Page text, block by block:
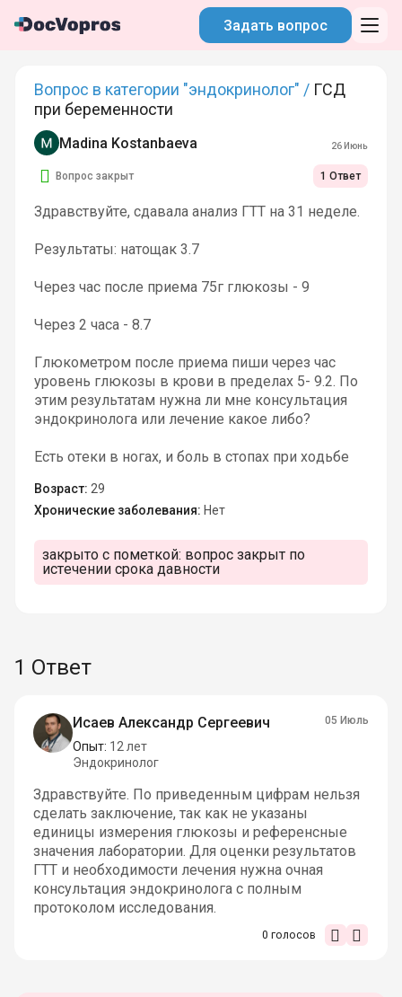
Задать вопрос
Вопрос в категории "эндокринолог" / ГСД
при беременности
Madina Kostanbaeva 26 Июнь
Вопрос закрыт 1 Ответ
Здравствуйте, сдавала анализ ГТТ на 31 неделе.
Результаты: натощак 3.7
Через час после приема 75г глюкозы - 9
Через 2 часа - 8.7
Глюкометром после приема пиши через час
уровень глюкозы в крови в пределах 5- 9.2. По
этим результатам нужна ли мне консультация
эндокринолога или лечение какое либо?
Есть отеки в ногах, и боль в стопах при ходьбе
Возраст: 29
Хронические заболевания: Нет
закрыто с пометкой: вопрос закрыт по
истечении срока давности
1 Ответ
Исаев Александр Сергеевич
Опыт: 12 лет
Эндокринолог
05 Июль
Здравствуйте. По приведенным цифрам нельзя
сделать заключение, так как не указаны
единицы измерения глюкозы и референсные
значения лаборатории. Для оценки результатов
ГТТ и необходимости лечения нужна очная
консультация эндокринолога с полным
протоколом исследования.
0 голосов